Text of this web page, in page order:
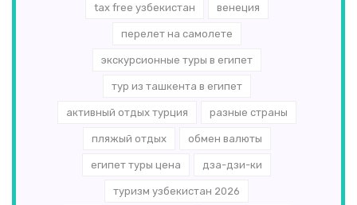
tax free узбекистан венеция
перелет на самолете
экскурсионные туры в египет
тур из ташкента в египет
активный отдых турция разные страны
пляжый отдых обмен валюты
египет туры цена дза-дзи-ки
туризм узбекистан 2026